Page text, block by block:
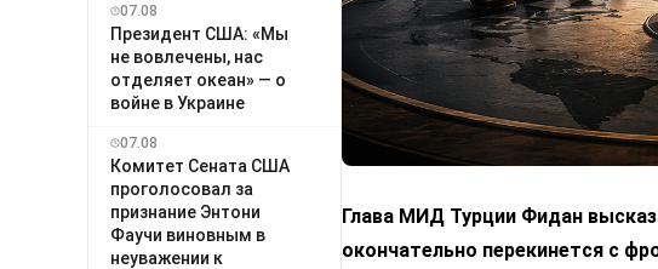
07.08
Президент США: «Мы
не вовлечены, нас
отделяет океан» — о
войне в Украине
07.08
Комитет Сената США
проголосовал за
признание Энтони
Фаучи виновным в
неуважении к
Глава МИД Турции Фидан
окончательно перекинется с